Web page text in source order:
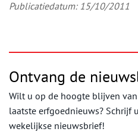
Publicatiedatum: 15/10/2011
Ontvang de
Wilt u op de hoogte blijven
laatste erfgoednieuws? Schrijf
wekelijkse nieuwsbrief!